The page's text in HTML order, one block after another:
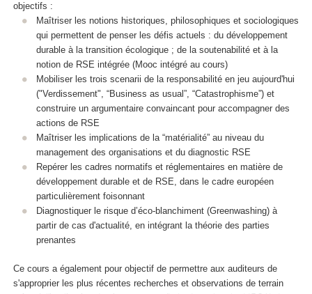
objectifs :
Maîtriser les notions historiques, philosophiques et sociologiques
qui permettent de penser les défis actuels : du développement
durable à la transition écologique ; de la soutenabilité et à la
notion de RSE intégrée (Mooc intégré au cours)
Mobiliser les trois scenarii de la responsabilité en jeu aujourd'hui
("Verdissement", “Business as usual”, “Catastrophisme”) et
construire un argumentaire convaincant pour accompagner des
actions de RSE
Maîtriser les implications de la “matérialité” au niveau du
management des organisations et du diagnostic RSE
Repérer les cadres normatifs et réglementaires en matière de
développement durable et de RSE, dans le cadre européen
particulièrement foisonnant
Diagnostiquer le risque d’éco-blanchiment (Greenwashing) à
partir de cas d'actualité, en intégrant la théorie des parties
prenantes
Ce cours a également pour objectif de permettre aux auditeurs de
s'approprier les plus récentes recherches et observations de terrain